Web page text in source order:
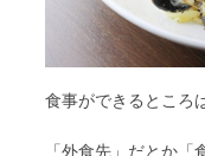
食事ができるところ
「外食先」だとか